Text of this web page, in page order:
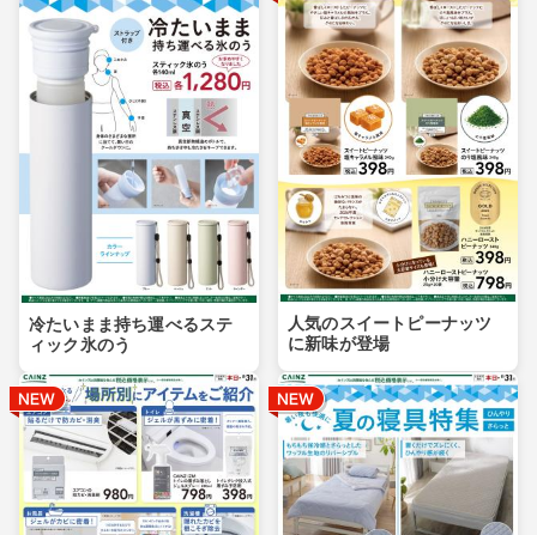
冷たいまま持ち運べるステ
ィック氷のう
人気のスイートピーナッツ
に新味が登場